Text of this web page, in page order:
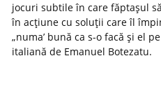
jocuri subtile în care făptașul
în acțiune cu soluții care îl
„numa’ bună ca s-o facă și el
italiană de Emanuel Botezatu.